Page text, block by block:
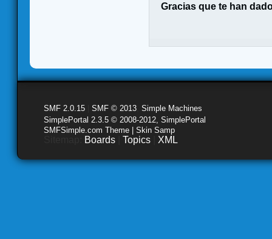
Gracias que te han
SMF 2.0.15 SMF © 2013 Simple Machines
SimplePortal 2.3.5 © 2008-2012, SimplePortal
SMFSimple.com Theme | Skin Samp
Boards Topics XML